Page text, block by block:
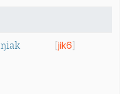
ŋiak [jik6]